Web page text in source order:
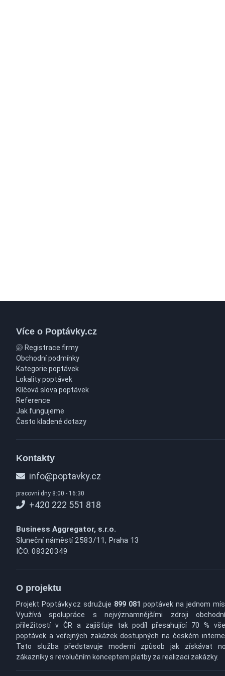
Více o Poptávky.cz
Registrace firmy
Obchodní podmínky
Kategorie poptávek
Lokality poptávek
Klíčová slova poptávek
Reference
Jak fungujeme
Často kladené dotazy
Kontakty
info@poptavky.cz
pracovní dny 8:00 - 16:30
+420 222 551 818
Business Aggregator, s.r.o.
Sluneční náměstí 2583/11, Praha 13
IČO: 08320349
O projektu
Projekt Poptávky.cz sdružuje 899 081 poptávek na jednom
Využívá spolupráce s nejvýznamnějšími zdroji
příležitostí v ČR a zajišťuje tak podíl přesahující 70 %
poptávek a veřejných zakázek dostupných na českém
Tato služba představuje moderní způsob jak získávat
zákazníky s revolučním konceptem platby za realizaci zakázky.